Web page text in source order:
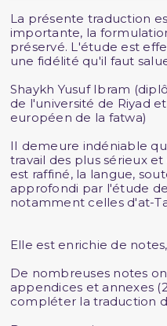
La présente traduction
importante, la
préservé. L'étude est
une fidélité qu'il faut
Shaykh Yusuf Ibram
de l'université de Riyad
européen de la fatwa)
II demeure indéniable
travail des plus sérieux
est raffiné, la langue,
approfondi par l'étude
notamment celles d'at-
Elle est enrichie de
De nombreuses notes
appendices et annexes
compléter la traduction